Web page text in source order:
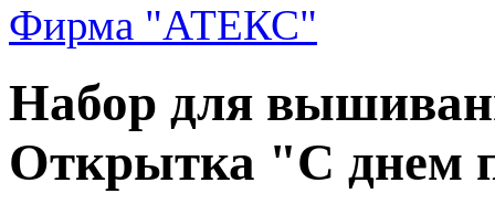
Фирма "АТЕКС"
Набор для
Открытка "С днем